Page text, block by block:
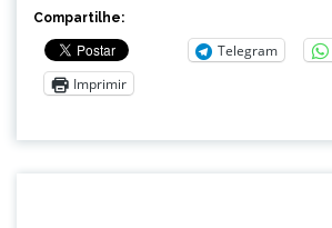
Compartilhe:
Telegram
Imprimir